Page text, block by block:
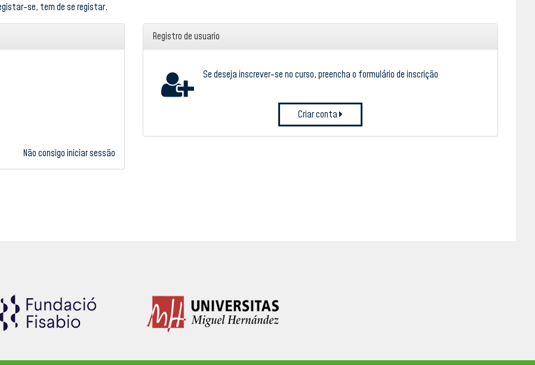
se, tem de se registar.
Não consigo iniciar sessão
Registro de usuario
Se deseja inscrever-se no curso, preencha o formulário de inscrição
Criar conta